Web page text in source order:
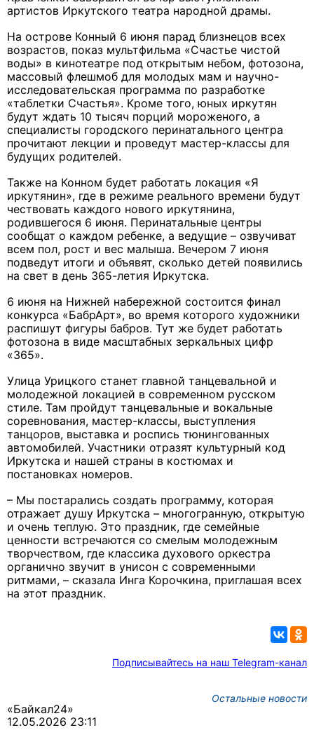
артистов Иркутского театра народной драмы.
На острове Конный 6 июня парад близнецов всех
возрастов, показ мультфильма «Счастье чистой
воды» в кинотеатре под открытым небом, фотозона,
массовый флешмоб для молодых мам и научно-
исследовательская программа по разработке
«таблетки Счастья». Кроме того, юных иркутян
будут ждать 10 тысяч порций мороженого, а
специалисты городского перинатального центра
прочитают лекции и проведут мастер-классы для
будущих родителей.
Также на Конном будет работать локация «Я
иркутянин», где в режиме реального времени будут
чествовать каждого нового иркутянина,
родившегося 6 июня. Перинатальные центры
сообщат о каждом ребенке, а ведущие – озвучиват
всем пол, рост и вес малыша. Вечером 7 июня
подведут итоги и объявят, сколько детей появились
на свет в день 365-летия Иркутска.
6 июня на Нижней набережной состоится финал
конкурса «БабрАрт», во время которого художники
распишут фигуры бабров. Тут же будет работать
фотозона в виде масштабных зеркальных цифр
«365».
Улица Урицкого станет главной танцевальной и
молодежной локацией в современном русском
стиле. Там пройдут танцевальные и вокальные
соревнования, мастер-классы, выступления
танцоров, выставка и роспись тюнингованных
автомобилей. Участники отразят культурный код
Иркутска и нашей страны в костюмах и
постановках номеров.
– Мы постарались создать программу, которая
отражает душу Иркутска – многогранную, открытую
и очень теплую. Это праздник, где семейные
ценности встречаются со смелым молодежным
творчеством, где классика духового оркестра
органично звучит в унисон с современными
ритмами, – сказала Инга Корочкина, приглашая всех
на этот праздник.
Подписывайтесь на наш Telegram-канал
Остальные новости
«Байкал24»
12.05.2026 23:11